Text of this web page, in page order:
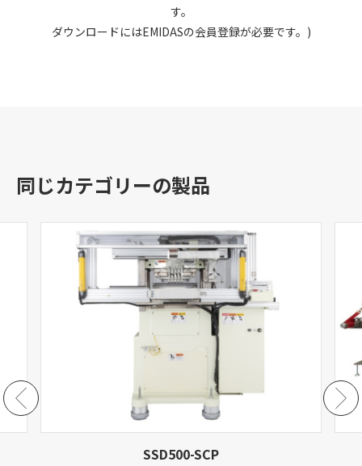
す。
ダウンロードにはEMIDASの会員登録が必要です。)
同じカテゴリーの製品
SSD500-SCP